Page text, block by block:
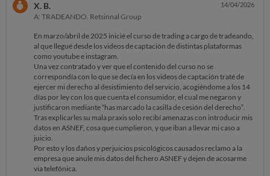
X. B.
A: TRADEANDO. Retsinnal Group
14/04/2026
En marzo/abril de 2025 inicié el curso de trading a cargo de tradeando,
al que llegué desde los videos de captación de distintas plataformas
como youtube e instagram.
Una vez contratado y ver que el contenido del curso no se
correspondía con lo que se decía en los videos de captación traté de
ejercer mi derecho al desistimiento del servicio, acogiéndome a los 14
días por ley con los que cuenta el consumidor, el cual me negaron y
justificaron mediante “has marcado la casilla de cesión del derecho”.
Tras explicarles su mala praxis solo recibí amenazas con introducir mis
datos en ASNEF, cosa que cumplieron, y que iban a llevar mi caso a
juicio.
Por esto y los daños y perjuicios psicológicos causados reclamo a la
empresa que anule mis datos del fichero ASNEF y dejen de acosarme
via telefónica.